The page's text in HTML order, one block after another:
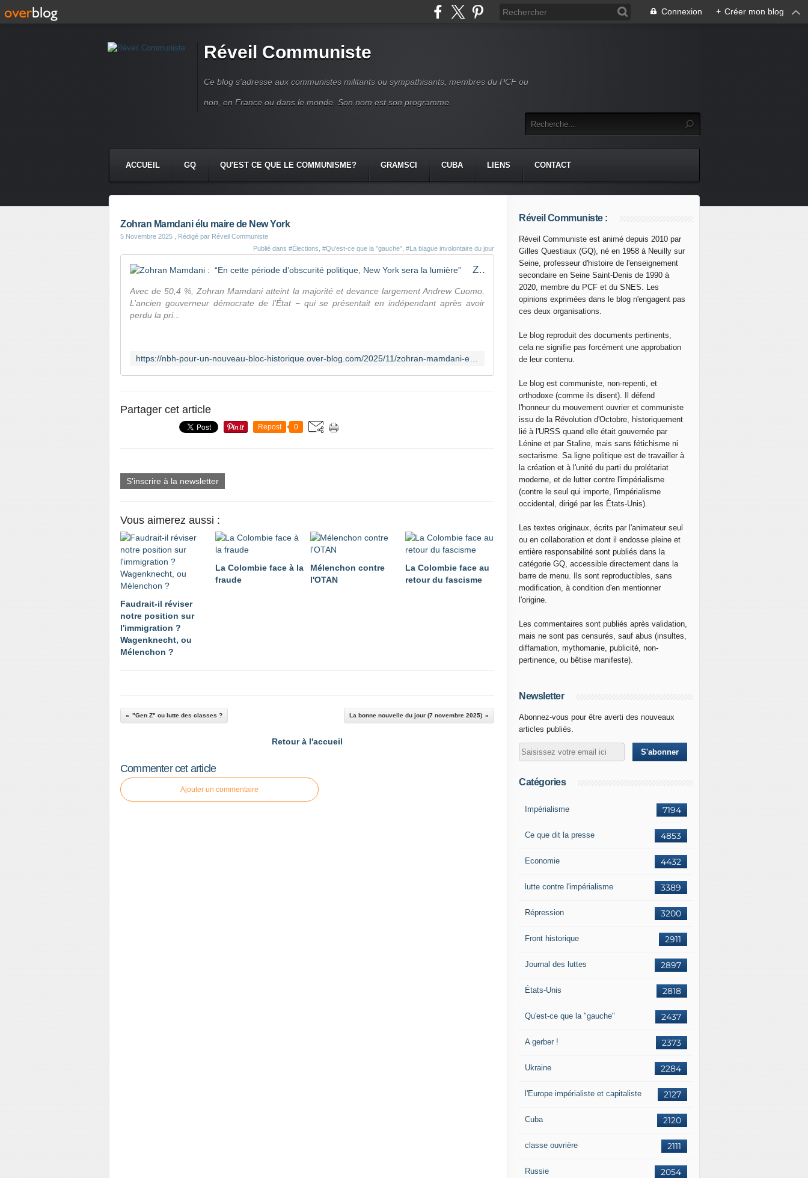
Connexion + Créer mon blog
Réveil Communiste
Ce blog s'adresse aux communistes militants ou sympathisants, membres du PCF ou
non, en France ou dans le monde. Son nom est son programme.
ACCUEIL GQ QU'EST CE QUE LE COMMUNISME? GRAMSCI CUBA LIENS CONTACT
Zohran Mamdani élu maire de New York
5 Novembre 2025 , Rédigé par Réveil Communiste
Publié dans #Élections #Qu'est-ce que la "gauche" #La blague involontaire du jour
Zohran Mamdani : “En cette période d’obscurité politique, New York sera la lumière”
Avec de 50,4 %, Zohran Mamdani atteint la majorité et devance largement Andrew Cuomo.
L’ancien gouverneur démocrate de l’État − qui se présentait en indépendant après avoir
perdu la pri...
Partager cet article
Repost 0
S'inscrire à la newsletter
Vous aimerez aussi :
Faudrait-il réviser
notre position sur
l'immigration ?
Wagenknecht, ou
Mélenchon ?
La Colombie face à la
fraude
Mélenchon contre
l'OTAN
La Colombie face au
retour du fascisme
"Gen Z" ou lutte des classes ? La bonne nouvelle du jour (7 novembre 2025)
Retour à l'accueil
Commenter cet article
Ajouter un commentaire
Réveil Communiste :
Réveil Communiste est animé depuis 2010 par
Gilles Questiaux (GQ), né en 1958 à Neuilly sur
Seine, professeur d'histoire de l'enseignement
secondaire en Seine Saint-Denis de 1990 à
2020, membre du PCF et du SNES. Les
opinions exprimées dans le blog n'engagent pas
ces deux organisations.
Le blog reproduit des documents pertinents,
cela ne signifie pas forcément une approbation
de leur contenu.
Le blog est communiste, non-repenti, et
orthodoxe (comme ils disent). Il défend
l'honneur du mouvement ouvrier et communiste
issu de la Révolution d'Octobre, historiquement
lié à l'URSS quand elle était gouvernée par
Lénine et par Staline, mais sans fétichisme ni
sectarisme. Sa ligne politique est de travailler à
la création et à l'unité du parti du prolétariat
moderne, et de lutter contre l'impérialisme
(contre le seul qui importe, l'impérialisme
occidental, dirigé par les États-Unis).
Les textes originaux, écrits par l'animateur seul
ou en collaboration et dont il endosse pleine et
entière responsabilité sont publiés dans la
catégorie GQ, accessible directement dans la
barre de menu. Ils sont reproductibles, sans
modification, à condition d'en mentionner
l'origine.
Les commentaires sont publiés après validation,
mais ne sont pas censurés, sauf abus (insultes,
diffamation, mythomanie, publicité, non-
pertinence, ou bêtise manifeste).
Newsletter
Abonnez-vous pour être averti des nouveaux
articles publiés.
Catégories
7194
Impérialisme
4853
Ce que dit la presse
4432
Economie
3389
lutte contre l'impérialisme
3200
Répression
2911
Front historique
2897
Journal des luttes
2818
États-Unis
2437
Qu'est-ce que la "gauche"
2373
A gerber !
2284
Ukraine
2127
l'Europe impérialiste et capitaliste
2120
Cuba
2111
classe ouvrière
2054
Russie